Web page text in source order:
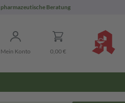
pharmazeutische Beratung
Mein Konto 0,00 €